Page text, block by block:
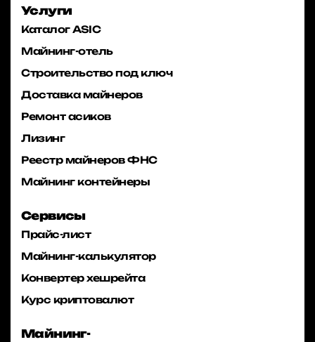
Услуги
Каталог ASIC
Майнинг-отель
Строительство под ключ
Доставка майнеров
Ремонт асиков
Лизинг
Реестр майнеров ФНС
Майнинг контейнеры
Сервисы
Прайс-лист
Майнинг-калькулятор
Конвертер хешрейта
Курс криптовалют
Майнинг-